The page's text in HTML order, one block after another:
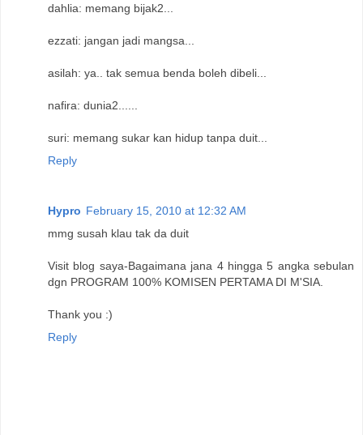
dahlia: memang bijak2...
ezzati: jangan jadi mangsa...
asilah: ya.. tak semua benda boleh dibeli...
nafira: dunia2......
suri: memang sukar kan hidup tanpa duit...
Reply
Hypro February 15, 2010 at 12:32 AM
mmg susah klau tak da duit
Visit blog saya-Bagaimana jana 4 hingga 5 angka sebulan
dgn PROGRAM 100% KOMISEN PERTAMA DI M'SIA.
Thank you :)
Reply